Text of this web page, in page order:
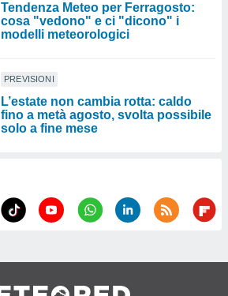
Tendenza Meteo per Ferragosto:
cosa "vedono" e ci "dicono" i
modelli meteorologici
PREVISIONI
L’estate non cambia rotta: caldo
fino a metà agosto, svolta possibile
solo a fine mese